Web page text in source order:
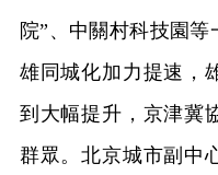
院”、中關村科技園
雄同城化加力提速，
到大幅提升，京津冀
群眾。北京城市副中